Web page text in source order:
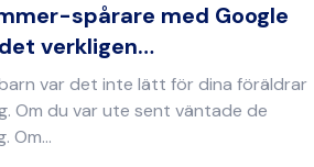
spårare med Google
verkligen…
var det inte lätt för dina föräldrar
Om du var ute sent väntade de
Om...